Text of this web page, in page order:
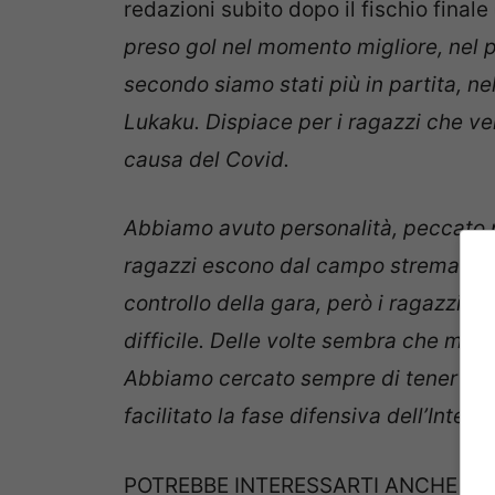
redazioni subito dopo il fischio finale
preso gol nel momento migliore, nel
secondo siamo stati più in partita,
Lukaku. Dispiace per i ragazzi che
causa del Covid.
Abbiamo avuto personalità, peccato
ragazzi escono dal campo stremati
controllo della gara, però i ragazzi
difficile. Delle volte sembra che
Abbiamo cercato sempre di tener
facilitato la fase difensiva dell’Inter.
POTREBBE INTERESSARTI ANCHE